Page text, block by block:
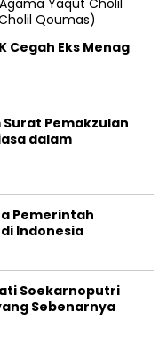
Cegah Eks Menag
Surat Pemakzulan
dalam
Pemerintah
Indonesia
Soekarnoputri
Sebenarnya